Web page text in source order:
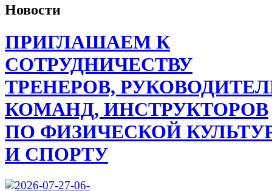
Новости
ПРИГЛАШАЕМ К
СОТРУДНИЧЕСТВУ
ТРЕНЕРОВ,
КОМАНД, ИНСТРУКТОРОВ
ПО ФИЗИЧЕСКОЙ
И СПОРТУ